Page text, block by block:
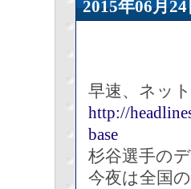
2015年06
早速、ネッ
http://
base
杉谷選手の
今夜は全国